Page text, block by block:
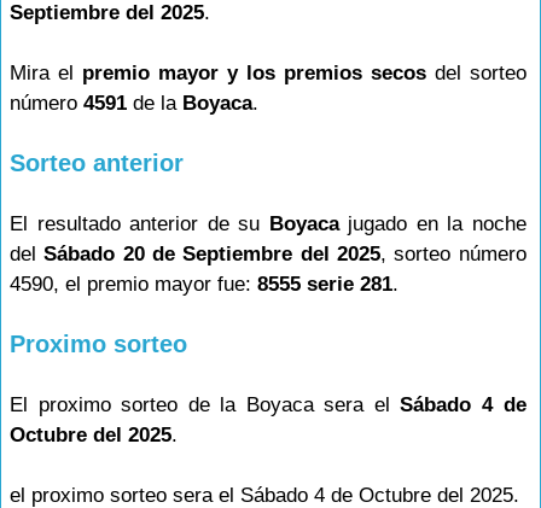
Septiembre del 2025.
Mira el premio mayor y los premios secosdel sorteo
número 4591 de la Boyaca.
Sorteo anterior
El resultado anterior de su Boyacajugado en la noche
delSábado 20 de Septiembre del 2025, sorteo número
4590, el premio mayor fue: 8555 serie 281.
Proximo sorteo
El proximo sorteo de la Boyaca sera elSábado 4 de
Octubre del 2025.
el proximo sorteo sera el Sábado 4 de Octubre del 2025.